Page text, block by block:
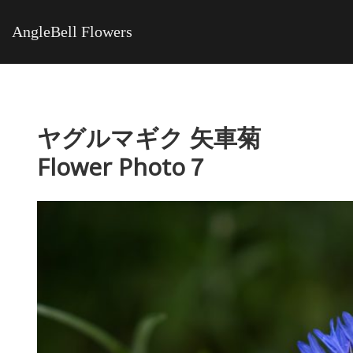
AngleBell Flowers
ヤグルマギク 矢車菊
Flower Photo７